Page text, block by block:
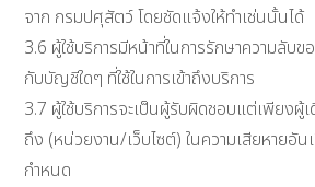
จาก กรมปศุสัตว์ โดยชัดแจ้งให้ทำเช่นนั้นได้
3.6 ผู้ใช้บริการมีหน้าที่ในการรักษาความลับ
กับบัญชีใดๆ ที่ใช้ในการเข้าถึงบริการ
3.7 ผู้ใช้บริการจะเป็นผู้รับผิดชอบแต่เพียงผู้
ถึง (หน่วยงาน/เว็บไซต์) ในความเสียหายอัน
กำหนด